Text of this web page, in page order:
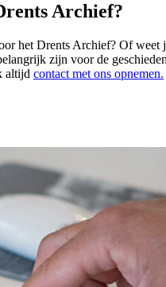
Archief?
het Drents Archief? Of
zijn voor de
altijd contact met ons opnemen.